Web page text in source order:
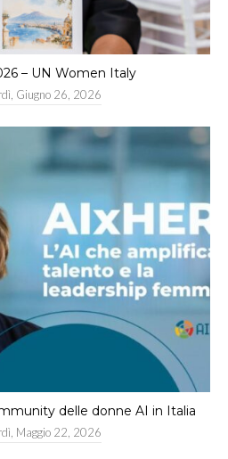
– UN Women Italy
Giugno 26, 2026
delle donne AI in Italia
Maggio 22, 2026